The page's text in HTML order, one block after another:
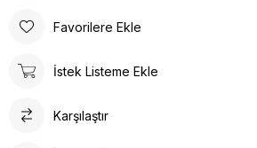
Ürün, kafada kayma yapmayacak şekilde
her cinsiyet ve beden tipine uygunluğu
bulacaksınız. Sağlığınız için en iyisi!
Favorilere Ekle
İstek Listeme Ekle
Karşılaştır